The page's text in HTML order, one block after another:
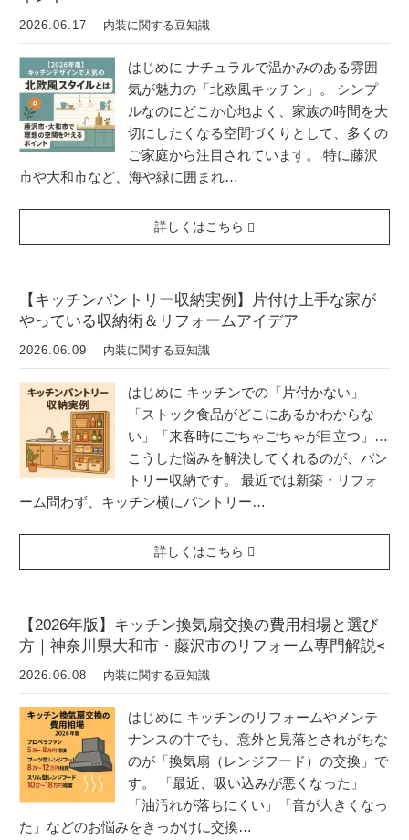
2026.06.17 内装に関する豆知識
はじめに ナチュラルで温かみのある雰囲
気が魅力の「北欧風キッチン」。 シンプ
ルなのにどこか心地よく、家族の時間を大
切にしたくなる空間づくりとして、多くの
ご家庭から注目されています。 特に藤沢
市や大和市など、海や緑に囲まれ…
詳しくはこちら
【キッチンパントリー収納実例】片付け上手な家が
やっている収納術＆リフォームアイデア
2026.06.09 内装に関する豆知識
はじめに キッチンでの「片付かない」
「ストック食品がどこにあるかわからな
い」「来客時にごちゃごちゃが目立つ」…
こうした悩みを解決してくれるのが、パン
トリー収納です。 最近では新築・リフォ
ーム問わず、キッチン横にパントリー…
詳しくはこちら
【2026年版】キッチン換気扇交換の費用相場と選び
方｜神奈川県大和市・藤沢市のリフォーム専門解説<
2026.06.08 内装に関する豆知識
はじめに キッチンのリフォームやメンテ
ナンスの中でも、意外と見落とされがちな
のが「換気扇（レンジフード）の交換」で
す。 「最近、吸い込みが悪くなった」
「油汚れが落ちにくい」「音が大きくなっ
た」などのお悩みをきっかけに交換…